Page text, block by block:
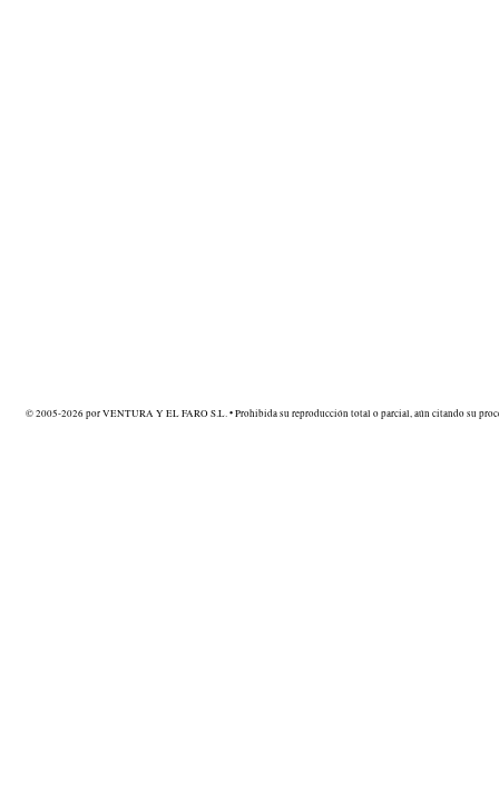
© 2005-2026 por VENTURA Y EL FARO S.L. • Prohibida su reproducción total o parcial, aún citando su